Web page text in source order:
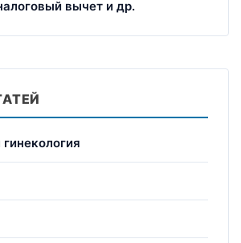
вычет и др.